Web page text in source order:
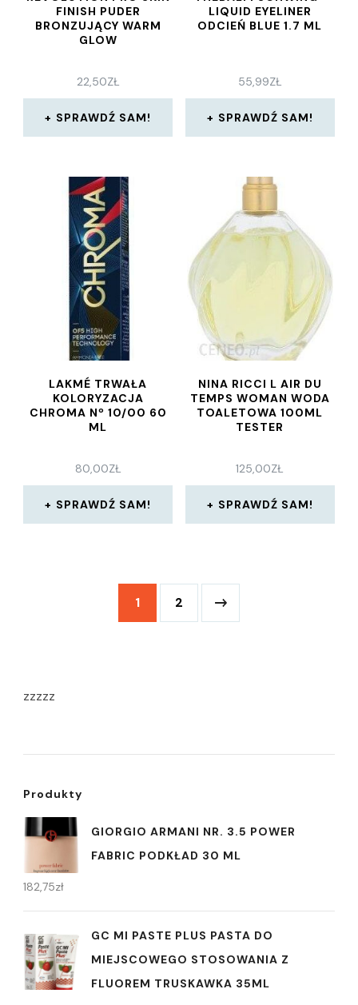
FINISH PUDER
BRONZUJĄCY WARM
GLOW
22,50ZŁ
SPRAWDŹ SAM!
LIQUID EYELINER
ODCIEŃ BLUE 1.7 ML
55,99ZŁ
SPRAWDŹ SAM!
LAKMÉ TRWAŁA
KOLORYZACJA
CHROMA Nº 10/00 60
ML
80,00ZŁ
SPRAWDŹ SAM!
NINA RICCI L AIR DU
TEMPS WOMAN WODA
TOALETOWA 100ML
TESTER
125,00ZŁ
SPRAWDŹ SAM!
1 2
zzzzz
Produkty
GIORGIO ARMANI NR. 3.5 POWER
FABRIC PODKŁAD 30 ML
182,75zł
GC MI PASTE PLUS PASTA DO
MIEJSCOWEGO STOSOWANIA Z
FLUOREM TRUSKAWKA 35ML